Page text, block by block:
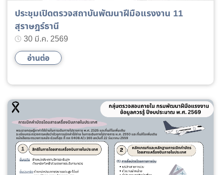
ประชุมเปิดตรวจสถาบันพัฒนาฝีมือแรงงาน 11
สุราษฎร์ธานี
30 มี.ค. 2569
อ่านต่อ